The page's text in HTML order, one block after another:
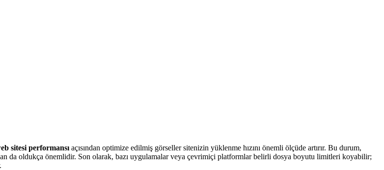
sitesi performansı açısından optimize edilmiş görseller sitenizin yüklenme hızını önemli ölçüde artırır. Bu durum,
da oldukça önemlidir. Son olarak, bazı uygulamalar veya çevrimiçi platformlar belirli dosya boyutu limitleri koyabilir;